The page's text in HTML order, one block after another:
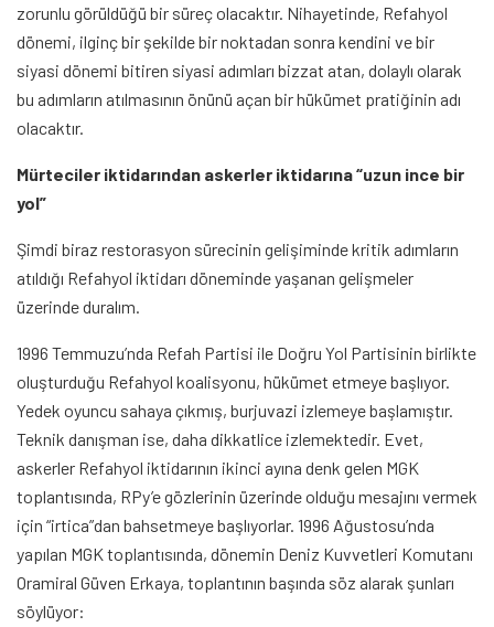
zorunlu görüldüğü bir süreç olacaktır. Nihayetinde, Refahyol
dönemi, ilginç bir şekilde bir noktadan sonra kendini ve bir
siyasi dönemi bitiren siyasi adımları bizzat atan, dolaylı olarak
bu adımların atılmasının önünü açan bir hükümet pratiğinin adı
olacaktır.
Mürteciler iktidarından askerler iktidarına “uzun ince bir
yol”
Şimdi biraz restorasyon sürecinin gelişiminde kritik adımların
atıldığı Refahyol iktidarı döneminde yaşanan gelişmeler
üzerinde duralım.
1996 Temmuzu’nda Refah Partisi ile Doğru Yol Partisinin birlikte
oluşturduğu Refahyol koalisyonu, hükümet etmeye başlıyor.
Yedek oyuncu sahaya çıkmış, burjuvazi izlemeye başlamıştır.
Teknik danışman ise, daha dikkatlice izlemektedir. Evet,
askerler Refahyol iktidarının ikinci ayına denk gelen MGK
toplantısında, RPy’e gözlerinin üzerinde olduğu mesajını vermek
için “irtica”dan bahsetmeye başlıyorlar. 1996 Ağustosu’nda
yapılan MGK toplantısında, dönemin Deniz Kuvvetleri Komutanı
Oramiral Güven Erkaya, toplantının başında söz alarak şunları
söylüyor: